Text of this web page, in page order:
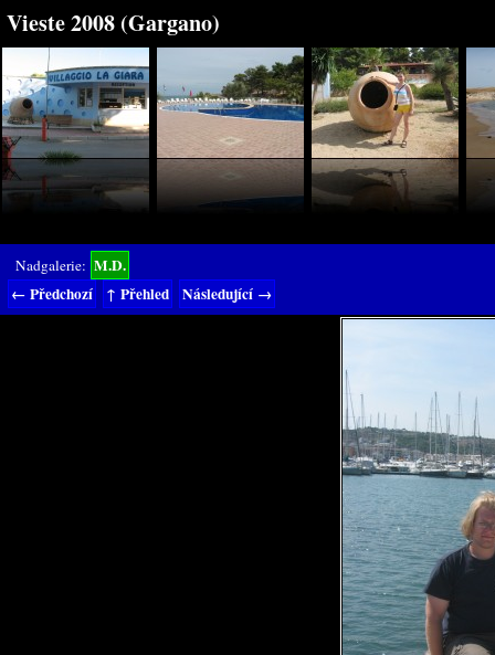
Vieste 2008 (Gargano)
Nadgalerie: M.D.
← Předchozí
↑ Přehled Následující →